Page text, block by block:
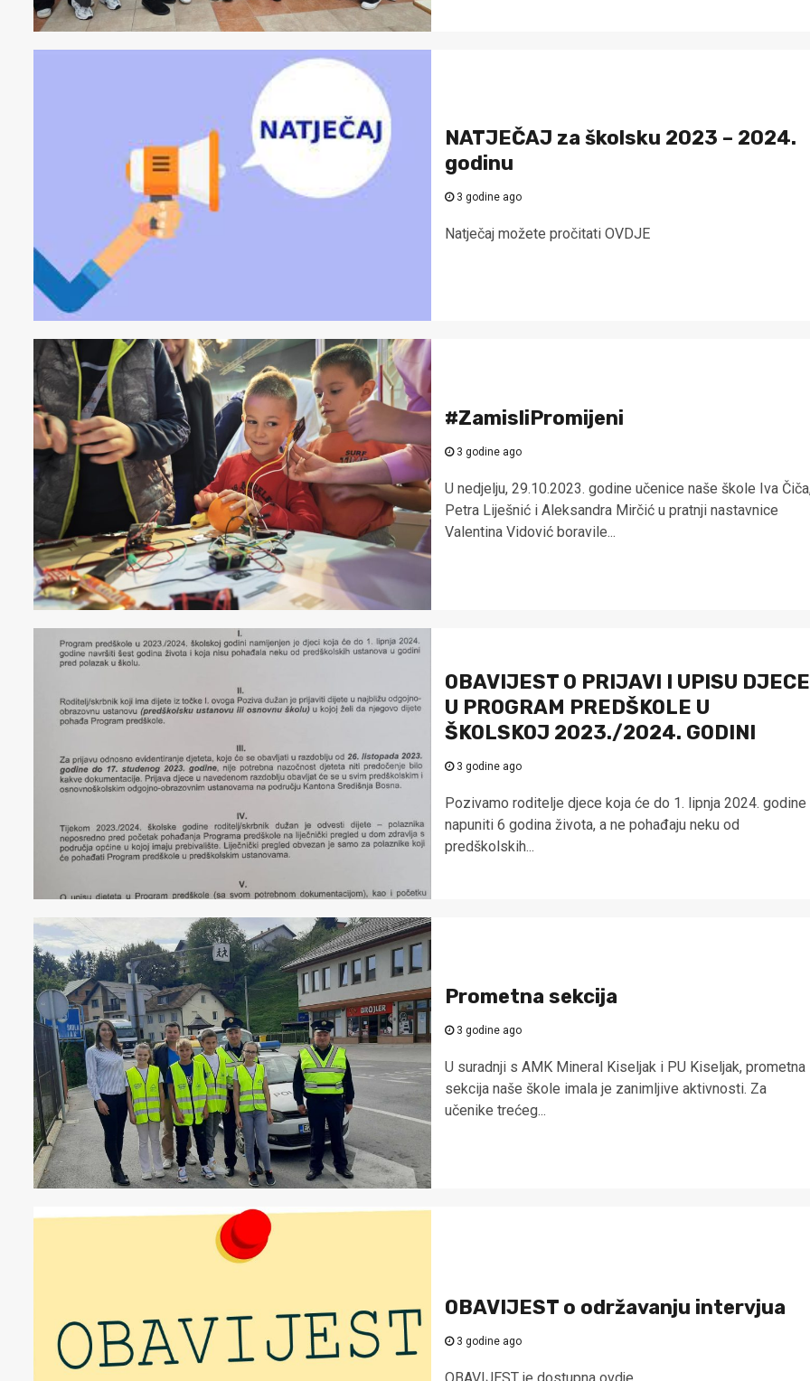
NATJEČAJ za školsku 2023 – 2024.
godinu
3 godine ago
Natječaj možete pročitati OVDJE
#ZamisliPromijeni
3 godine ago
U nedjelju, 29.10.2023. godine učenice naše škole Iva
Petra Liješnić i Aleksandra Mirčić u pratnji nastavnice
Valentina Vidović boravile...
OBAVIJEST O PRIJAVI I UPISU DJECE
U PROGRAM PREDŠKOLE U
ŠKOLSKOJ 2023./2024. GODINI
3 godine ago
Pozivamo roditelje djece koja će do 1. lipnja 2024. godine
napuniti 6 godina života, a ne pohađaju neku od
predškolskih...
Prometna sekcija
3 godine ago
U suradnji s AMK Mineral Kiseljak i PU Kiseljak, prometna
sekcija naše škole imala je zanimljive aktivnosti. Za
učenike trećeg...
OBAVIJEST o održavanju intervjua
3 godine ago